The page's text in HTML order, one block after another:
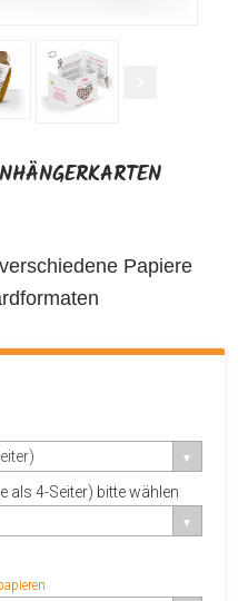
Papiere
als 4-Seiter) bitte wählen